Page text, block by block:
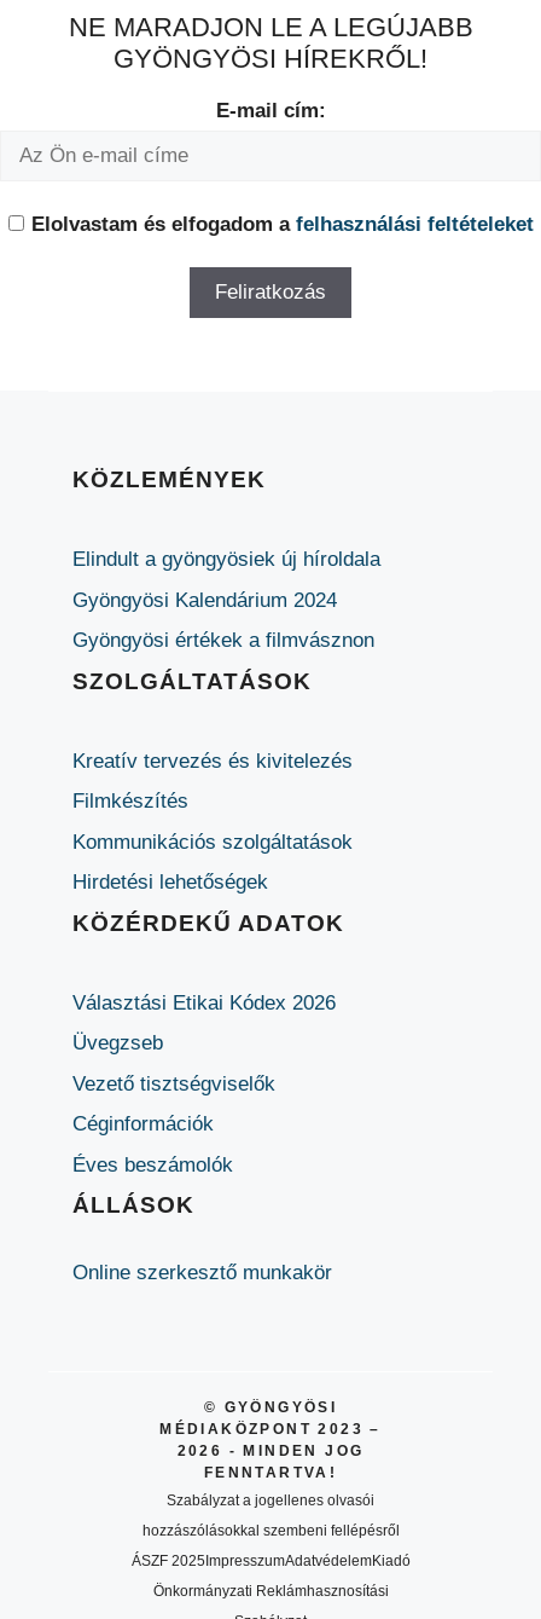
NE MARADJON LE A LEGÚJABB
GYÖNGYÖSI HÍREKRŐL!
E-mail cím:
Elolvastam és elfogadom a felhasználási feltételeket
KÖZLEMÉNYEK
Elindult a gyöngyösiek új híroldala
Gyöngyösi Kalendárium 2024
Gyöngyösi értékek a filmvásznon
SZOLGÁLTATÁSOK
Kreatív tervezés és kivitelezés
Filmkészítés
Kommunikációs szolgáltatások
Hirdetési lehetőségek
KÖZÉRDEKŰ ADATOK
Választási Etikai Kódex 2026
Üvegzseb
Vezető tisztségviselők
Céginformációk
Éves beszámolók
ÁLLÁSOK
Online szerkesztő munkakör
© GYÖNGYÖSI
MÉDIAKÖZPONT 2023 –
2026 - MINDEN JOG
FENNTARTVA!
Szabályzat a jogellenes olvasói
hozzászólásokkal szembeni fellépésről
ÁSZF 2025ImpresszumAdatvédelemKiadó
Önkormányzati Reklámhasznosítási